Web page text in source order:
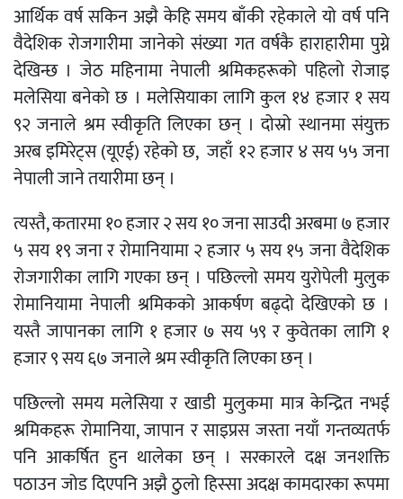
आर्थिक वर्ष सकिन अझै केहि समय बाँकी रहेकाले यो वर्ष पनि
वैदेशिक रोजगारीमा जानेको संख्या गत वर्षकै हाराहारीमा पुग्ने
देखिन्छ । जेठ महिनामा नेपाली श्रमिकहरूको पहिलो रोजाइ
मलेसिया बनेको छ । मलेसियाका लागि कुल १४ हजार १ सय
९२ जनाले श्रम स्वीकृति लिएका छन् । दोस्रो स्थानमा संयुक्त
अरब इमिरेट्स (यूएई) रहेको छ, जहाँ १२ हजार ४ सय ५५ जना
नेपाली जाने तयारीमा छन् ।
त्यस्तै, कतारमा १० हजार २ सय १० जना साउदी अरबमा ७ हजार
५ सय १९ जना र रोमानियामा २ हजार ५ सय १५ जना वैदेशिक
रोजगारीका लागि गएका छन् । पछिल्लो समय युरोपेली मुलुक
रोमानियामा नेपाली श्रमिकको आकर्षण बढ्दो देखिएको छ ।
यस्तै जापानका लागि १ हजार ७ सय ५९ र कुवेतका लागि १
हजार ९ सय ६७ जनाले श्रम स्वीकृति लिएका छन् ।
पछिल्लो समय मलेसिया र खाडी मुलुकमा मात्र केन्द्रित नभई
श्रमिकहरू रोमानिया, जापान र साइप्रस जस्ता नयाँ गन्तव्यतर्फ
पनि आकर्षित हुन थालेका छन् । सरकारले दक्ष जनशक्ति
पठाउन जोड दिएपनि अझै ठुलो हिस्सा अदक्ष कामदारका रूपमा